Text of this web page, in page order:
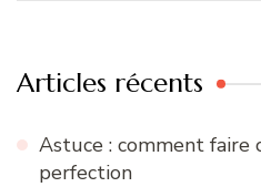
Articles récents
Astuce : comment faire
perfection